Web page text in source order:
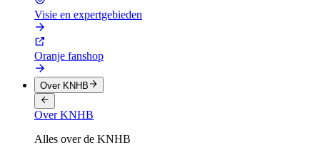
Visie en expertgebieden
Oranje fanshop
Over KNHB
Over KNHB
Alles over de KNHB